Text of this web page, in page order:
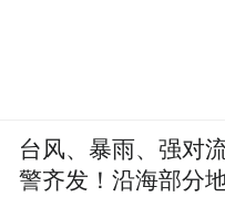
台风、暴雨、强对
警齐发！沿海部分